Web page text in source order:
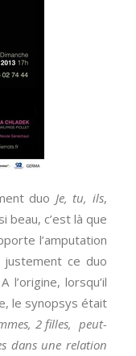
duo Je, tu, ils,
beau, c’est là que
l’amputation
justement ce duo
lorsqu’il
le synopsys était
2 filles, peut-
dans une relation